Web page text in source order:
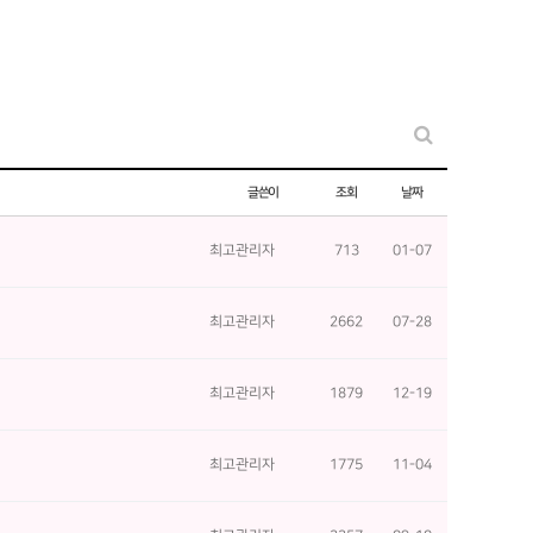
글쓴이 조회 날짜
최고관리자 713 01-07
최고관리자 2662 07-28
최고관리자 1879 12-19
최고관리자 1775 11-04